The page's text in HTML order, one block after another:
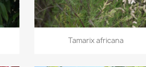
Aperçu rapide
Tamarix africana